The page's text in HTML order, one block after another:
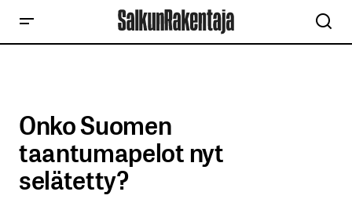
Onko Suomen
taantumapelot nyt
selätetty?